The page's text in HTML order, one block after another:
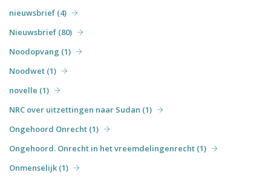
nieuwsbrief (4)
Nieuwsbrief (80)
Noodopvang (1)
Noodwet (1)
novelle (1)
NRC over uitzettingen naar Sudan (1)
Ongehoord Onrecht (1)
Ongehoord. Onrecht in het vreemdelingenrecht (1)
Onmenselijk (1)